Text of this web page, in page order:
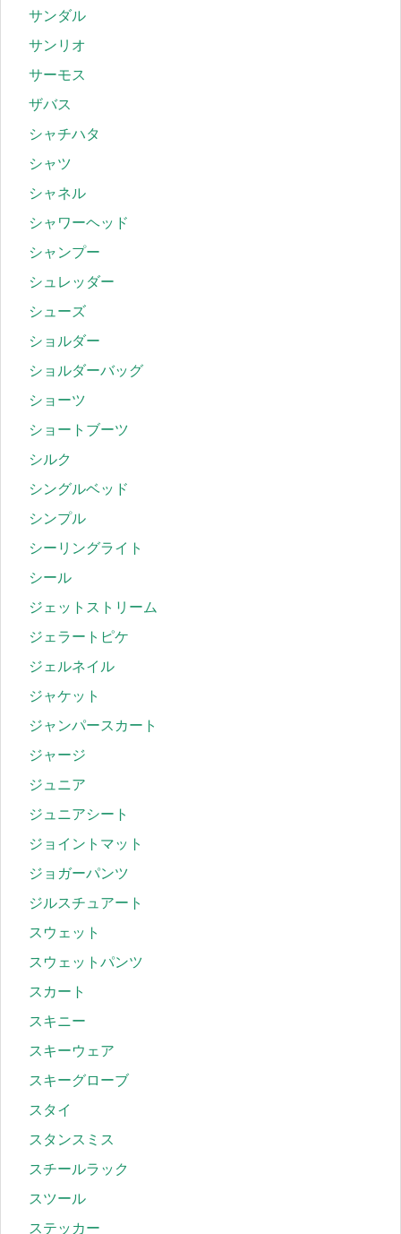
サンダル
サンリオ
サーモス
ザバス
シャチハタ
シャツ
シャネル
シャワーヘッド
シャンプー
シュレッダー
シューズ
ショルダー
ショルダーバッグ
ショーツ
ショートブーツ
シルク
シングルベッド
シンプル
シーリングライト
シール
ジェットストリーム
ジェラートピケ
ジェルネイル
ジャケット
ジャンパースカート
ジャージ
ジュニア
ジュニアシート
ジョイントマット
ジョガーパンツ
ジルスチュアート
スウェット
スウェットパンツ
スカート
スキニー
スキーウェア
スキーグローブ
スタイ
スタンスミス
スチールラック
スツール
ステッカー